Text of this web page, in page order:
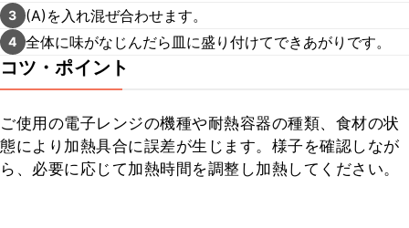
3 (A)を入れ混ぜ合わせます。
4 全体に味がなじんだら皿に盛り付けてできあがりです。
コツ・ポイント
ご使用の電子レンジの機種や耐熱容器の種類、食材の状
態により加熱具合に誤差が生じます。様子を確認しなが
ら、必要に応じて加熱時間を調整し加熱してください。